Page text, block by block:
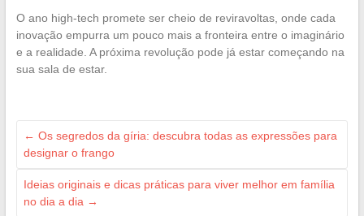
O ano high-tech promete ser cheio de reviravoltas, onde cada
inovação empurra um pouco mais a fronteira entre o imaginário
e a realidade. A próxima revolução pode já estar começando na
sua sala de estar.
← Os segredos da gíria: descubra todas as expressões para
designar o frango
Ideias originais e dicas práticas para viver melhor em família
no dia a dia →